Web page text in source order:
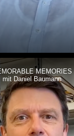
MEMORIES
mit Daniel Baumann